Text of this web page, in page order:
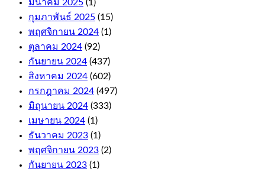
Money
Australia
As
far
as
the
withdrawals
are
concerned,
including
niche
titles
like
มีนาคม 2025 (1)
กุมภาพันธ์ 2025 (15)
พฤศจิกายน 2024 (1)
ตุลาคม 2024 (92)
กันยายน 2024 (437)
สิงหาคม 2024 (602)
กรกฎาคม 2024 (497)
มิถุนายน 2024 (333)
เมษายน 2024 (1)
ธันวาคม 2023 (1)
พฤศจิกายน 2023 (2)
กันยายน 2023 (1)